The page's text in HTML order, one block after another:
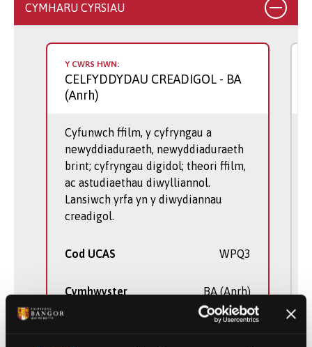
CYMHARU CYRSIAU
Y CWRS HWN:
CELFYDDYDAU CREADIGOL - BA
(Anrh)
Cyfunwch ffilm, y cyfryngau a
newyddiaduraeth, newyddiaduraeth
brint; cyfryngau digidol; theori ffilm,
ac astudiaethau diwylliannol.
Lansiwch yrfa yn y diwydiannau
creadigol.
Cod UCAS WPQ3
Cymhwyster BA (Anrh)